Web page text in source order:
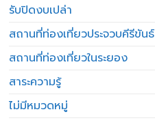
รับปิดงบเปล่า
สถานที่ท่องเที่ยวประจวบคีรีขันธ์
สถานที่ท่องเที่ยวในระยอง
สาระความรู้
ไม่มีหมวดหมู่